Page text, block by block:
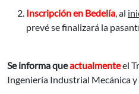
Inscripción en Bedelía, al
prevé se finalizará la
Se informa queactualmenteel
Ingeniería Industrial Mecánica